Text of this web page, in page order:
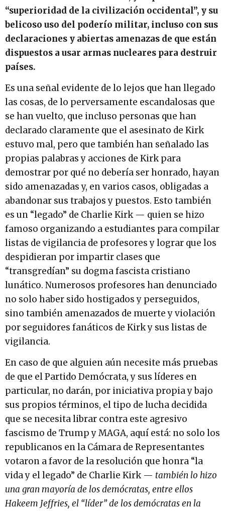
“superioridad de la civilización occidental”, y su
belicoso uso del poderío militar, incluso con sus
declaraciones y abiertas amenazas de que están
dispuestos a usar armas nucleares para destruir
países.
Es una señal evidente de lo lejos que han llegado
las cosas, de lo perversamente escandalosas que
se han vuelto, que incluso personas que han
declarado claramente que el asesinato de Kirk
estuvo mal, pero que también han señalado las
propias palabras y acciones de Kirk para
demostrar por qué no debería ser honrado, hayan
sido amenazadas y, en varios casos, obligadas a
abandonar sus trabajos y puestos. Esto también
es un “legado” de Charlie Kirk — quien se hizo
famoso organizando a estudiantes para compilar
listas de vigilancia de profesores y lograr que los
despidieran por impartir clases que
“transgredían” su dogma fascista cristiano
lunático. Numerosos profesores han denunciado
no solo haber sido hostigados y perseguidos,
sino también amenazados de muerte y violación
por seguidores fanáticos de Kirk y sus listas de
vigilancia.
En caso de que alguien aún necesite más pruebas
de que el Partido Demócrata, y sus líderes en
particular, no darán, por iniciativa propia y bajo
sus propios términos, el tipo de lucha decidida
que se necesita librar contra este agresivo
fascismo de Trump y MAGA, aquí está: no solo los
republicanos en la Cámara de Representantes
votaron a favor de la resolución que honra “la
vida y el legado” de Charlie Kirk — también lo hizo
una gran mayoría de los demócratas, entre ellos
Hakeem Jeffries, el “líder” de los demócratas en la